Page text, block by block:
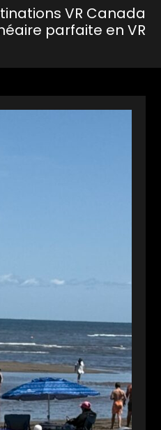
VR Canada
parfaite en VR